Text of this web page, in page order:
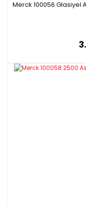
Merck 100056 Glasiyel